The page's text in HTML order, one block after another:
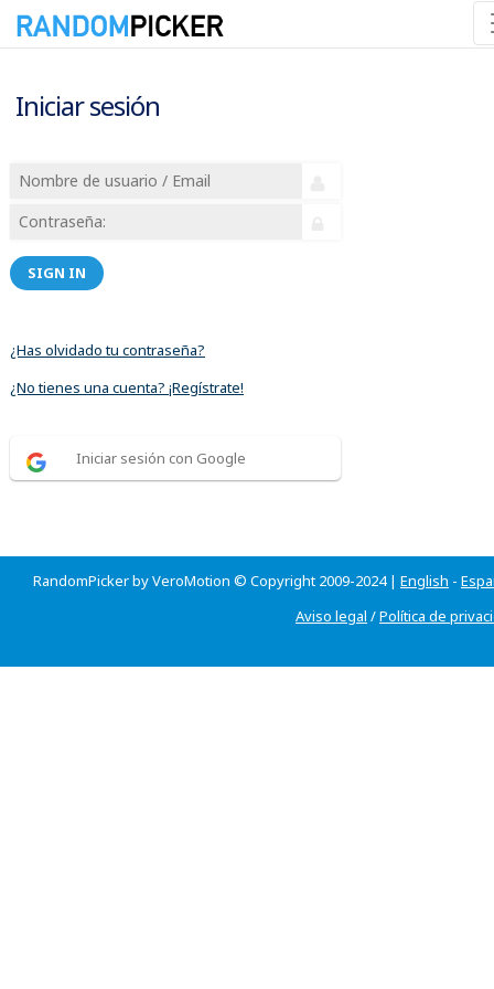
Iniciar sesión
SIGN IN
¿Has olvidado tu contraseña?
¿No tienes una cuenta? ¡Regístrate!
Iniciar sesión con Google
RandomPicker by VeroMotion © Copyright 2009-2024 | English -
Aviso legal /Política de